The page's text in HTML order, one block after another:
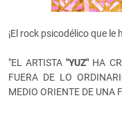
¡El rock psicodélico que
"EL ARTISTA"YUZ" HA
FUERA DE LO
MEDIO ORIENTE DE UNA